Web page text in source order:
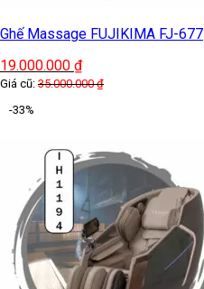
Ghế Massage FUJIKIMA FJ-677
19.000.000 ₫
Giá cũ: 35.000.000₫
-33%